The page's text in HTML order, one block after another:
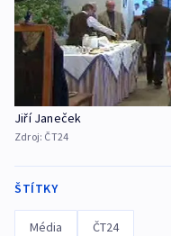
Jiří Janeček
Zdroj: ČT24
ŠTÍTKY
Média ČT24